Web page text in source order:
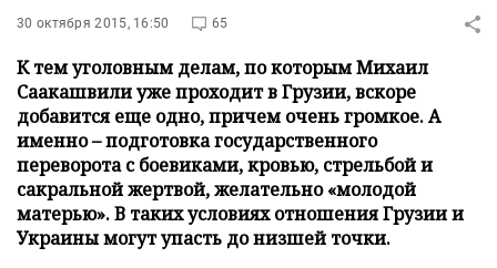
30 октября 2015, 16:50 65
К тем уголовным делам, по которым Михаил
Саакашвили уже проходит в Грузии, вскоре
добавится еще одно, причем очень громкое. А
именно – подготовка государственного
переворота с боевиками, кровью, стрельбой и
сакральной жертвой, желательно «молодой
матерью». В таких условиях отношения Грузии и
Украины могут упасть до низшей точки.